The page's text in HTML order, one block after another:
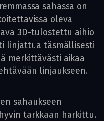
sahassa on
oleva
3D-tulostettu aihio
linjattua täsmällisesti
merkittävästi aikaa
linjaukseen.
sahaukseen
tarkkaan harkittu.